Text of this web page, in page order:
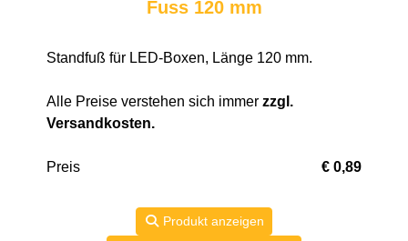
Fuss 120 mm
Standfuß für LED-Boxen, Länge 120 mm.
Alle Preise verstehen sich immer zzgl.
Versandkosten.
Preis € 0,89
Produkt anzeigen